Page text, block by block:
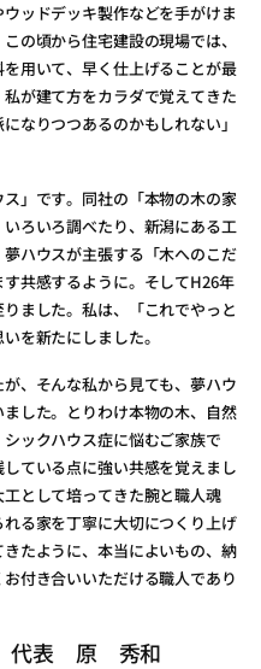
ッドデッキ製作などを手がけま
の頃から住宅建設の現場では、
用いて、早く仕上げることが最
が建て方をカラダで覚えてきた
なりつつあるのかもしれない」
」です。同社の「本物の木の家
ろいろ調べたり、新潟にある工
ハウスが主張する「木へのこだ
共感するように。そしてH26年
ました。私は、「これでやっと
を新たにしました。
、そんな私から見ても、夢ハウ
した。とりわけ本物の木、自然
ックハウス症に悩むご家族で
ている点に強い共感を覚えまし
として培ってきた腕と職人魂
る家を丁寧に大切につくり上げ
たように、本当によいもの、納
付き合いいただける職人であり
代表 原 秀和